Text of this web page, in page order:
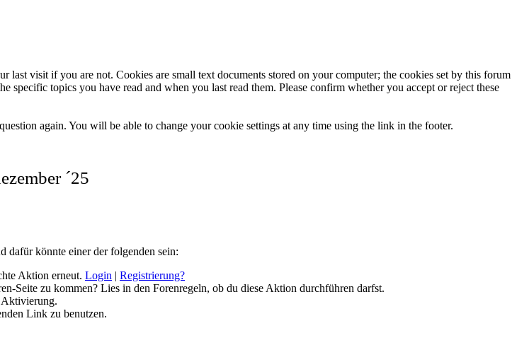
visit if you are not. Cookies are small text documents stored on your computer; the cookies set by this forum
topics you have read and when you last read them. Please confirm whether you accept or reject these
again. You will be able to change your cookie settings at any time using the link in the footer.
´25
dafür könnte einer der folgenden sein:
Aktion erneut. Login | Registrierung?
Seite zu kommen? Lies in den Forenregeln, ob du diese Aktion durchführen darfst.
Aktivierung.
Link zu benutzen.